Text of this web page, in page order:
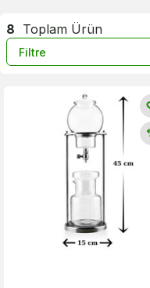
8 Toplam Ürün
Filtre